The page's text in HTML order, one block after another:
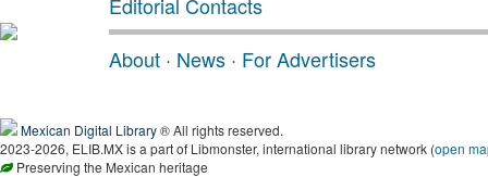
About · News · For Advertisers
Mexican Digital Library® All rights reserved.
2023-2026, ELIB.MX is a part of Libmonster, international library network (open
Preserving the Mexican heritage